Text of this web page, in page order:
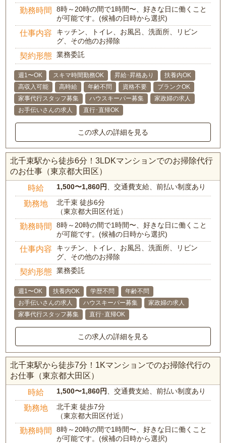
勤務時間
8時～20時の間で1時間〜、好きな日に働くこと
が可能です。(候補の日時から選択)
仕事内容
キッチン、トイレ、お風呂、洗面所、リビン
グ、その他のお掃除
契約形態 業務委託
週1〜OK スキマ時間勤務OK 昇給･昇格あり
扶養内OK
高収入可能
高時給 年齢不問 資格不要
ブランクOK
家事代行スタッフ募集
ハウスキーパー募集
家政婦の求人
お手伝いさんの求人
直行･直帰OK
この求人の詳細を見る
北千束駅から徒歩6分！3LDKマンションでのお掃除代行
のお仕事（東京都大田区）
時給 1,500〜1,860円 、交通費支給、前払い制度あり
勤務地
北千束 徒歩6分
（東京都大田区付近）
勤務時間
8時～20時の間で1時間〜、好きな日に働くこと
が可能です。(候補の日時から選択)
仕事内容
キッチン、トイレ、お風呂、洗面所、リビン
グ、その他のお掃除
契約形態 業務委託
週1〜OK 扶養内OK 学歴不問
年齢不問
お手伝いさんの求人
ハウスキーパー募集
家政婦の求人
家事代行スタッフ募集
直行･直帰OK
この求人の詳細を見る
北千束駅から徒歩7分！1Kマンションでのお掃除代行の
お仕事（東京都大田区）
時給 1,500〜1,860円 、交通費支給、前払い制度あり
勤務地
北千束 徒歩7分
（東京都大田区付近）
勤務時間
8時～20時の間で1時間〜、好きな日に働くこと
が可能です。(候補の日時から選択)